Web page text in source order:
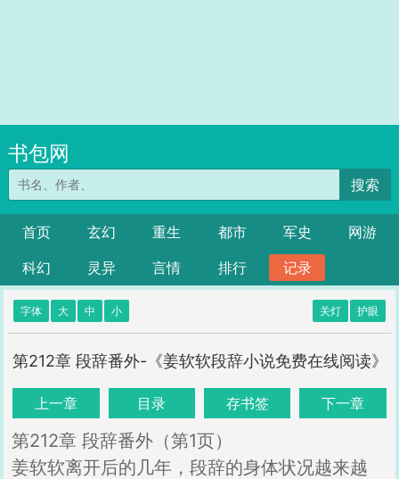
书包网
搜索
首页 玄幻 重生 都市 军史
网游
科幻
灵异 言情 排行 记录
字体 大 中 小 关灯 护眼
第212章 段辞番外-《姜软软段辞小说免费在线阅读》
上一章 目录 存书签 下一章
第212章 段辞番外（第1页）
姜软软离开后的几年，段辞的身体状况越来越